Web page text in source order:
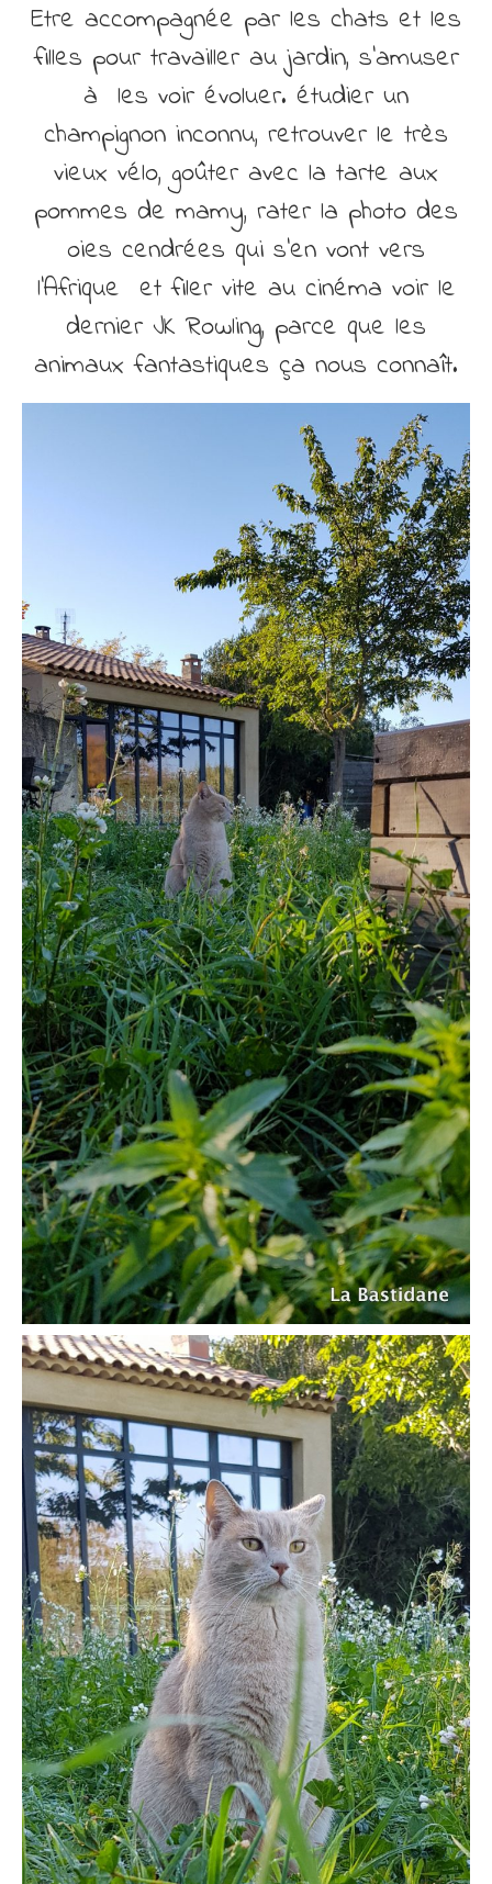
Etre accompagnée par les chats et les
filles pour travailler au jardin, s’amuser
à les voir évoluer. étudier un
champignon inconnu, retrouver le très
vieux vélo, goûter avec la tarte aux
pommes de mamy, rater la photo des
oies cendrées qui s’en vont vers
l’Afrique et filer vite au cinéma voir le
dernier JK Rowling, parce que les
animaux fantastiques ça nous connaît.